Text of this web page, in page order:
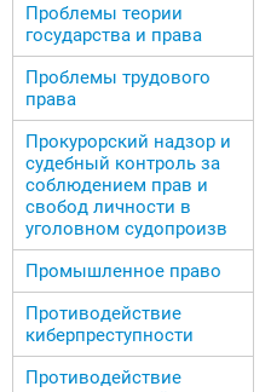
Проблемы теории
государства и права
Проблемы трудового
права
Прокурорский надзор и
судебный контроль за
соблюдением прав и
свобод личности в
уголовном судопроизв
Промышленное право
Противодействие
киберпреступности
Противодействие